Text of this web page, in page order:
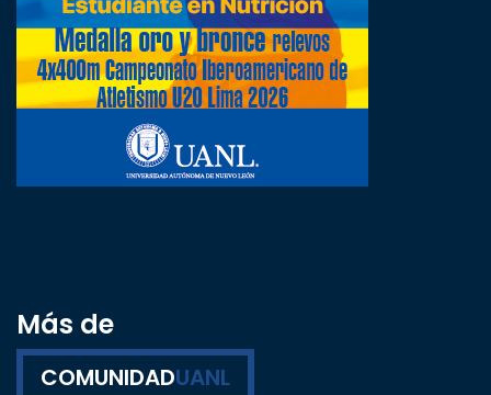
Más de
COMUNIDADUANL